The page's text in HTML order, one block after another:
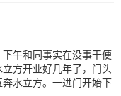
午和同事实在没事干便
方开业好几年了，门头
水立方。一进门开始下